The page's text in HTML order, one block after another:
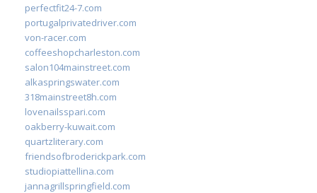
perfectfit24-7.com
portugalprivatedriver.com
von-racer.com
coffeeshopcharleston.com
salon104mainstreet.com
alkaspringswater.com
318mainstreet8h.com
lovenailsspari.com
oakberry-kuwait.com
quartzliterary.com
friendsofbroderickpark.com
studiopiattellina.com
jannagrillspringfield.com